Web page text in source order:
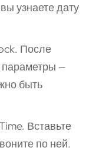
узнаете дату
После
параметры —
быть
Вставьте
по ней.